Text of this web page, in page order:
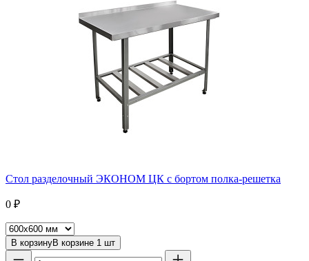
Стол разделочный ЭКОНОМ ЦК с бортом полка-решетка
0 ₽
В корзинуВ корзине 1 шт